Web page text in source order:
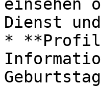
einsehen
Dienst
*